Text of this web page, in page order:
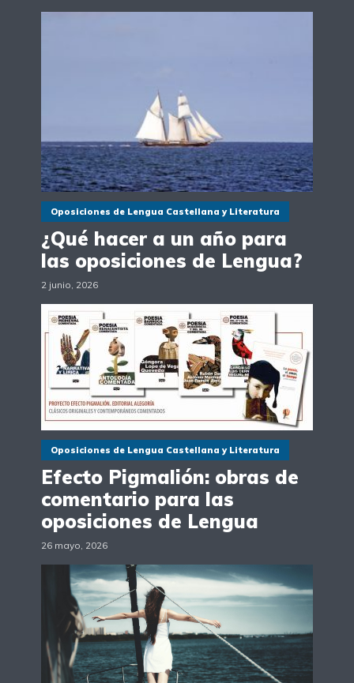
Oposiciones de Lengua Castellana y Literatura
¿Qué hacer a un año para
las oposiciones de Lengua?
2 junio, 2026
Oposiciones de Lengua Castellana y Literatura
Efecto Pigmalión: obras de
comentario para las
oposiciones de Lengua
26 mayo, 2026